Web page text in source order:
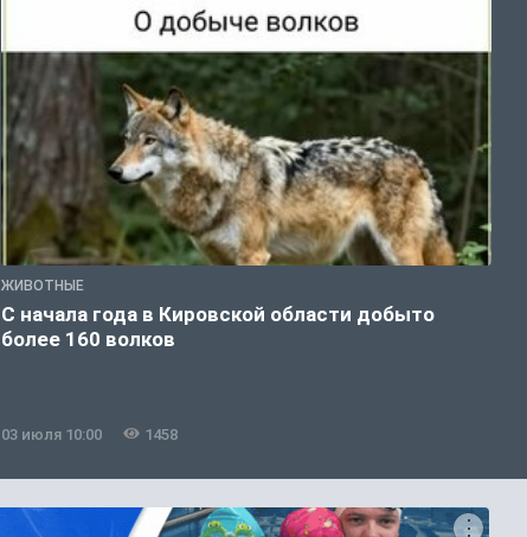
ЖИВОТНЫЕ
С начала года в Кировской области добыто
более 160 волков
03 июля 10:00 1458